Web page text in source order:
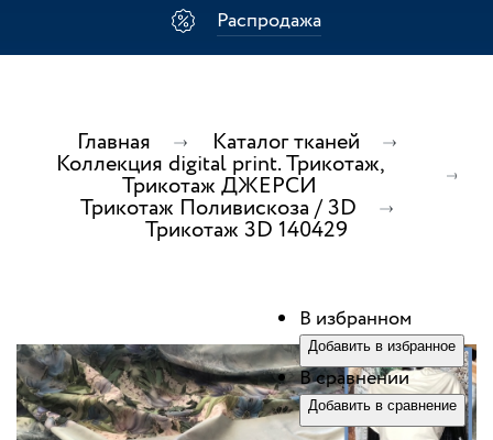
Распродажа
Главная Каталог тканей
Коллекция digital print. Трикотаж,
Трикотаж ДЖЕРСИ
Трикотаж Поливискоза / 3D
Трикотаж 3D 140429
В избранном
Добавить в избранное
В сравнении
Добавить в сравнение